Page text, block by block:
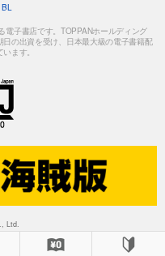
BL
電子書店です。TOPPANホールディング
の出資を受け、日本最大級の電子書籍配
ます。
Ltd.